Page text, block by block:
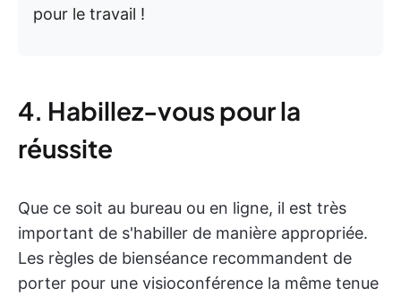
pour le travail !
4. Habillez-vous pour la
réussite
Que ce soit au bureau ou en ligne, il est très
important de s'habiller de manière appropriée.
Les règles de bienséance recommandent de
porter pour une visioconférence la même tenue